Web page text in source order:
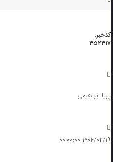
کدخبر:
۳۵۲۳۱۷
پریا ابراهیمی
۱۴۰۴/۰۲/۱۹ ۰۰:۰۰:۰۰